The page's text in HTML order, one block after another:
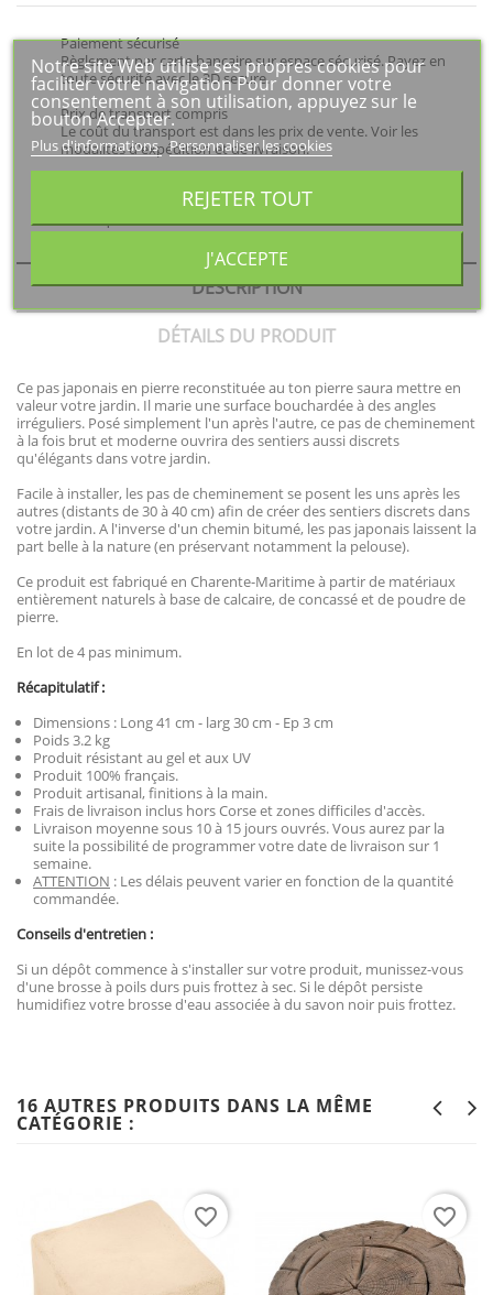
Paiement sécurisé
Règlement par carte bancaire sur espace sécurisé. Payez en
toute sécurité avec le 3D secure.
Prix de transport compris
Le coût du transport est dans les prix de vente. Voir les
modalités d'expédition et de livraison.
Nous sommes à votre disposition pour un renseignement
technique ou autre : 06 27 83 48 34
DESCRIPTION
DÉTAILS DU PRODUIT
Ce pas japonais en pierre reconstituée au ton pierre saura mettre en
valeur votre jardin. Il marie une surface bouchardée à des angles
irréguliers. Posé simplement l'un après l'autre, ce pas de cheminement
à la fois brut et moderne ouvrira des sentiers aussi discrets
qu'élégants dans votre jardin.
Facile à installer, les pas de cheminement se posent les uns après les
autres (distants de 30 à 40 cm) afin de créer des sentiers discrets dans
votre jardin. A l'inverse d'un chemin bitumé, les pas japonais laissent la
part belle à la nature (en préservant notamment la pelouse).
Ce produit est fabriqué en Charente-Maritime à partir de matériaux
entièrement naturels à base de calcaire, de concassé et de poudre de
pierre.
En lot de 4 pas minimum.
Récapitulatif :
Dimensions : Long 41 cm - larg 30 cm - Ep 3 cm
Poids 3.2 kg
Produit résistant au gel et aux UV
Produit 100% français.
Produit artisanal, finitions à la main.
Frais de livraison inclus hors Corse et zones difficiles d'accès.
Livraison moyenne sous 10 à 15 jours ouvrés. Vous aurez par la
suite la possibilité de programmer votre date de livraison sur 1
semaine.
ATTENTION : Les délais peuvent varier en fonction de la quantité
commandée.
Conseils d'entretien :
Si un dépôt commence à s'installer sur votre produit, munissez-vous
d'une brosse à poils durs puis frottez à sec. Si le dépôt persiste
humidifiez votre brosse d'eau associée à du savon noir puis frottez.
16 AUTRES PRODUITS DANS LA MÊME
CATÉGORIE :
favorite_border favorite_border
Notre site Web utilise ses propres cookies pour
faciliter votre navigation Pour donner votre
consentement à son utilisation, appuyez sur le
bouton Accepter.
Plus d'informations Personnaliser les cookies
REJETER TOUT
J'ACCEPTE